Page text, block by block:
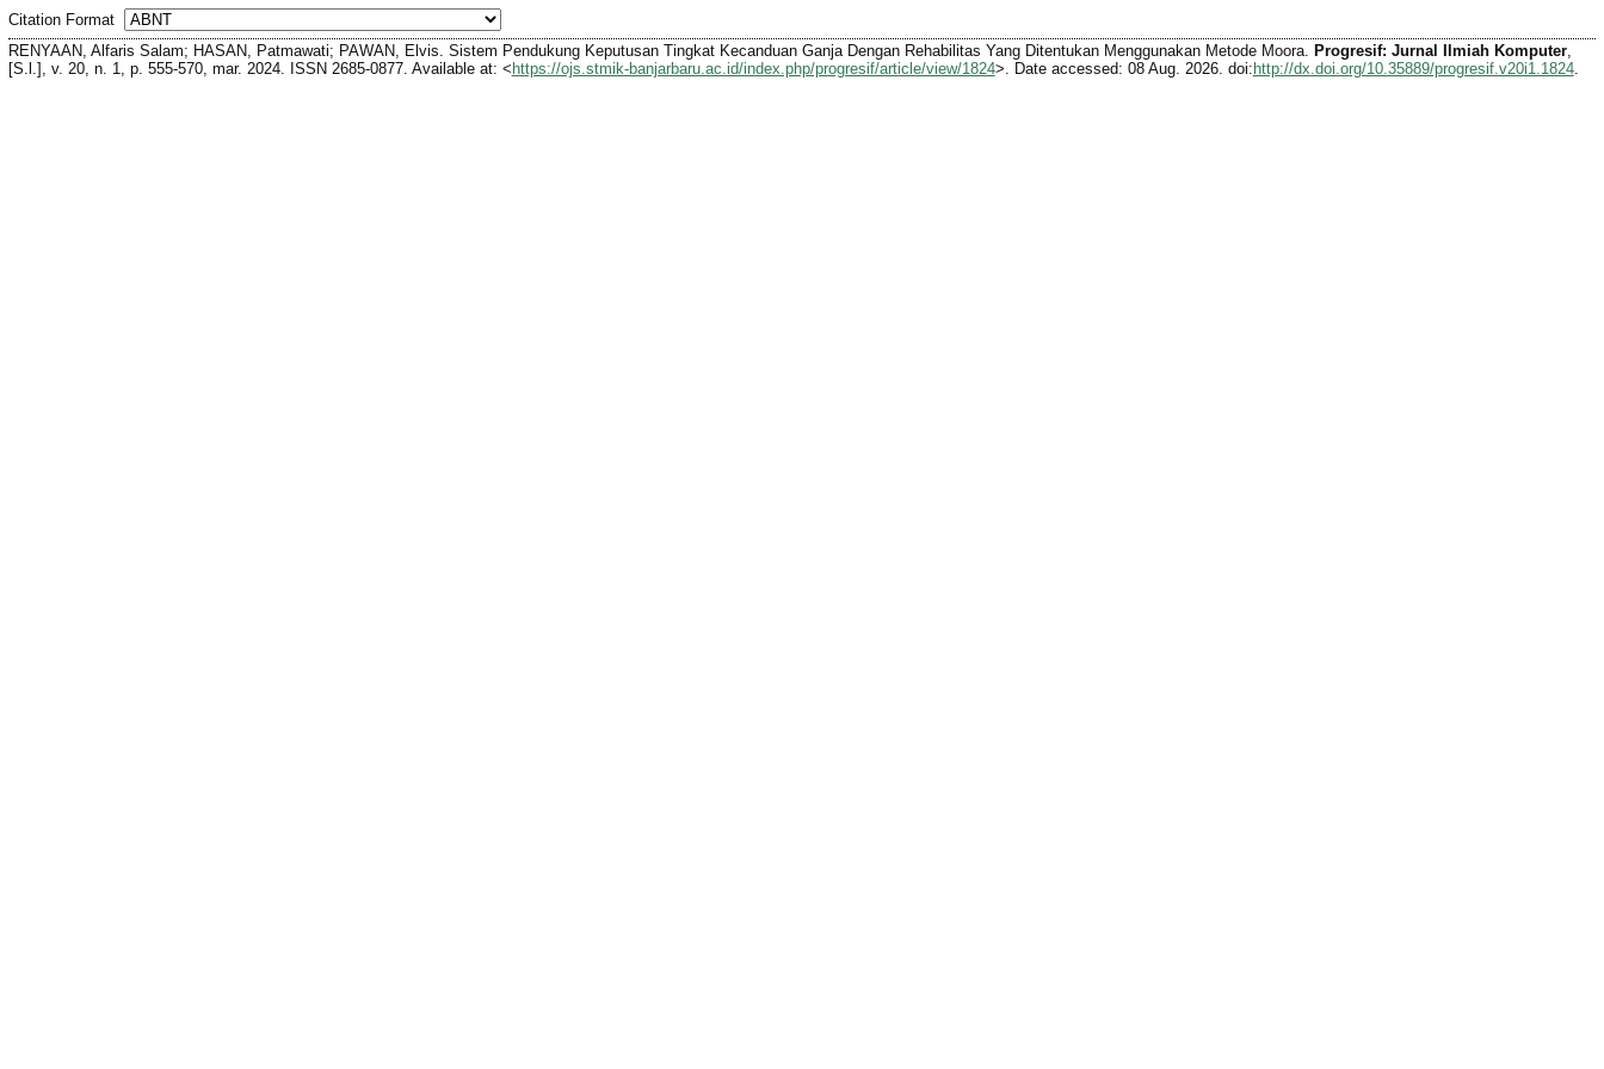
Citation Format
RENYAAN, Alfaris Salam; HASAN, Patmawati; PAWAN, Elvis. Sistem Pendukung Keputusan Tingkat Kecanduan Ganja Dengan Rehabilitas Yang Ditentukan Menggunakan Metode Moora.
Progresif: Jurnal Ilmiah Komputer,
[S.l.], v. 20, n. 1, p. 555-570, mar. 2024. ISSN 2685-0877. Available at: < https://ojs.stmik-banjarbaru.ac.id/index.php/progresif/article/view/1824>. Date accessed: 08 Aug. 2026. doi: http://dx.doi.org/10.35889/progresif.v20i1.1824.